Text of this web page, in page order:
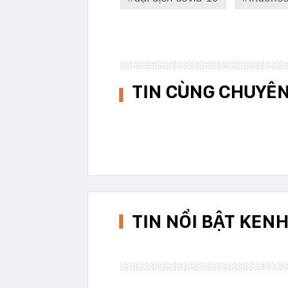
TIN CÙNG
TIN NỔI BẬT